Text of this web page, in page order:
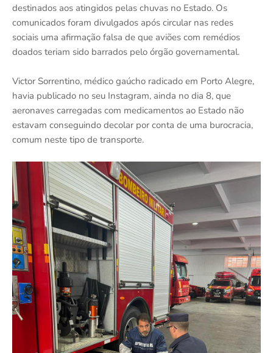
destinados aos atingidos pelas chuvas no Estado. Os
comunicados foram divulgados após circular nas redes
sociais uma afirmação falsa de que aviões com remédios
doados teriam sido barrados pelo órgão governamental.
Victor Sorrentino, médico gaúcho radicado em Porto Alegre,
havia publicado no seu Instagram, ainda no dia 8, que
aeronaves carregadas com medicamentos ao Estado não
estavam conseguindo decolar por conta de uma burocracia,
comum neste tipo de transporte.